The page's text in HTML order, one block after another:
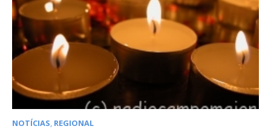
NOTÍCIAS, REGIONAL